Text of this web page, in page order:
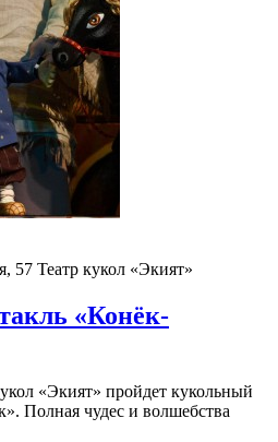
57 Театр кукол «Экият»
«Конёк-
«Экият» пройдет кукольный
Полная чудес и волшебства